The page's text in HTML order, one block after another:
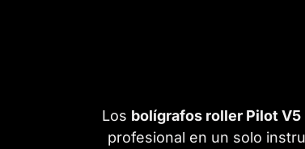
Los bolígrafos roller Pilot V5
profesional en un solo